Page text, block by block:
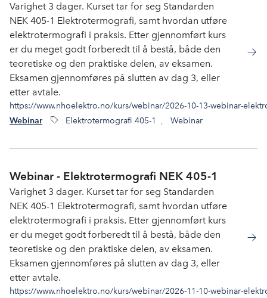
Varighet 3 dager. Kurset tar for seg Standarden
NEK 405-1 Elektrotermografi, samt hvordan utføre
elektrotermografi i praksis. Etter gjennomført kurs
er du meget godt forberedt til å bestå, både den
teoretiske og den praktiske delen, av eksamen.
Eksamen gjennomføres på slutten av dag 3, eller
etter avtale.
https://www.nhoelektro.no/kurs/webinar/2026-10-13-webinar-
Webinar Elektrotermografi 405-1 , Webinar
Webinar - Elektrotermografi NEK 405-1
Varighet 3 dager. Kurset tar for seg Standarden
NEK 405-1 Elektrotermografi, samt hvordan utføre
elektrotermografi i praksis. Etter gjennomført kurs
er du meget godt forberedt til å bestå, både den
teoretiske og den praktiske delen, av eksamen.
Eksamen gjennomføres på slutten av dag 3, eller
etter avtale.
https://www.nhoelektro.no/kurs/webinar/2026-11-10-webinar-